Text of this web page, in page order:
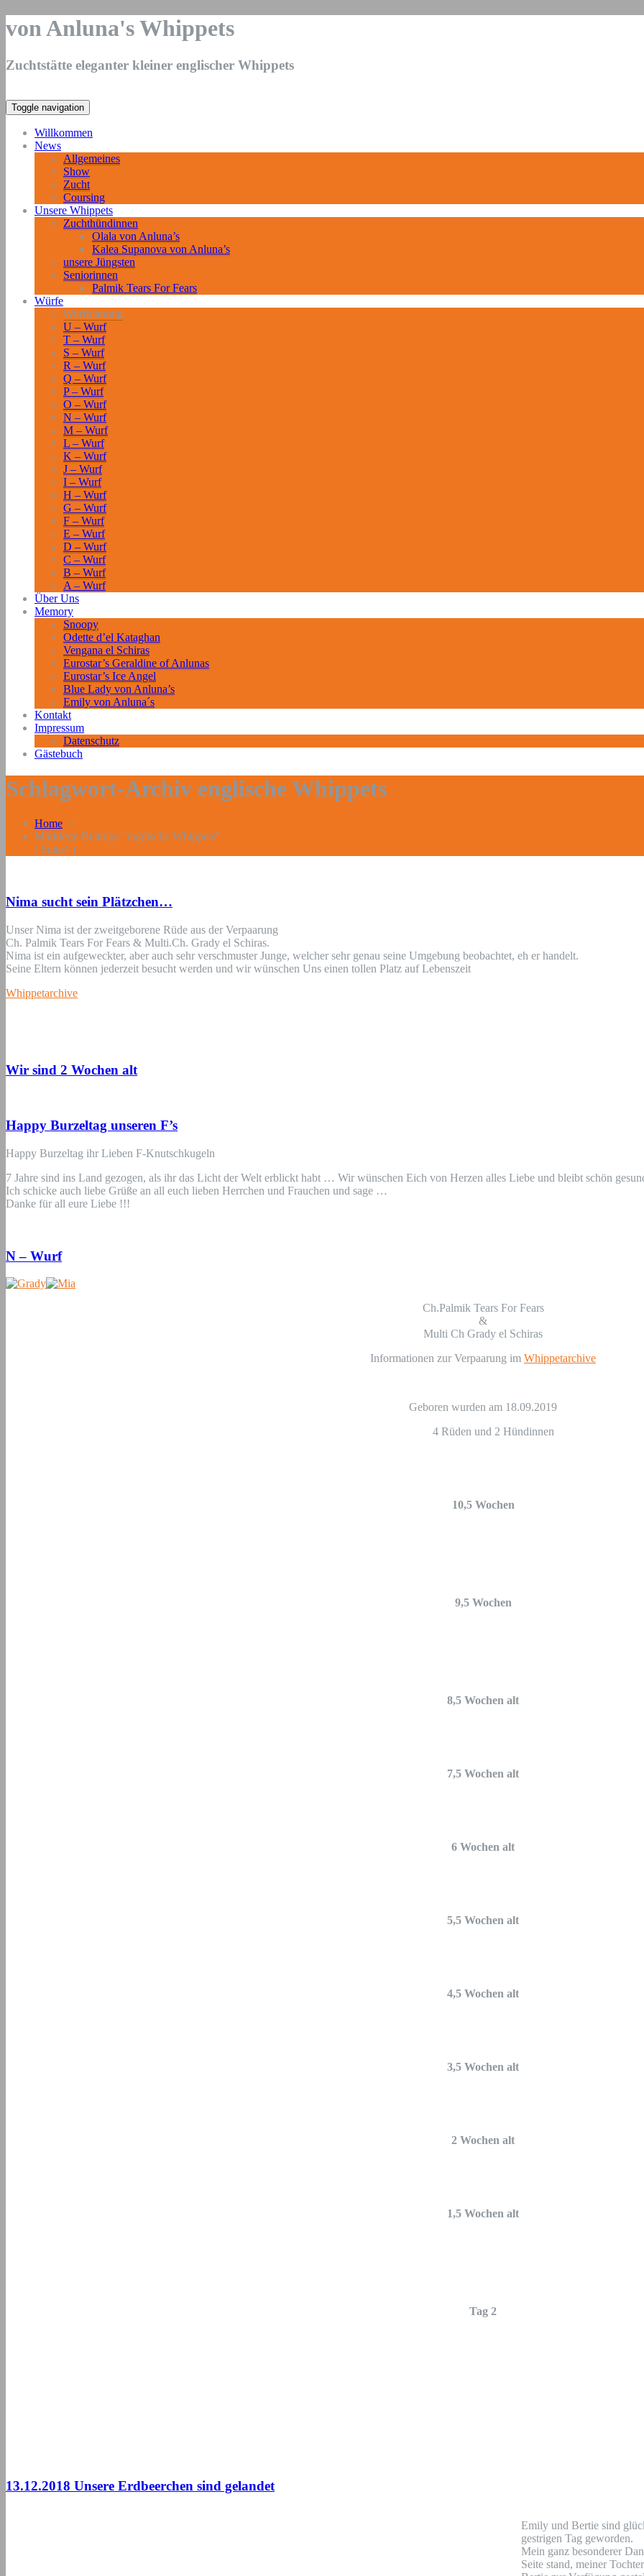
von Anluna's Whippets
Zuchtstätte eleganter kleiner englischer Whippets
Toggle navigation
Willkommen
News
Allgemeines
Show
Zucht
Coursing
Unsere Whippets
Zuchthündinnen
Olala von Anluna’s
Kalea Supanova von Anluna’s
unsere Jüngsten
Seniorinnen
Palmik Tears For Fears
Würfe
Wurfplanung
U – Wurf
T – Wurf
S – Wurf
R – Wurf
Q – Wurf
P – Wurf
O – Wurf
N – Wurf
M – Wurf
L – Wurf
K – Wurf
J – Wurf
I – Wurf
H – Wurf
G – Wurf
F – Wurf
E – Wurf
D – Wurf
C – Wurf
B – Wurf
A – Wurf
Über Uns
Memory
Snoopy
Odette d’el Kataghan
Vengana el Schiras
Eurostar’s Geraldine of Anlunas
Eurostar’s Ice Angel
Blue Lady von Anluna’s
Emily von Anluna´s
Kontakt
Impressum
Datenschutz
Gästebuch
Schlagwort-Archiv englische Whippets
Home /
Markierte Beiträge "englische Whippets"
( Seite4 )
Nima sucht sein Plätzchen…
Unser Nima ist der zweitgeborene Rüde aus der Verpaarung
Ch. Palmik Tears For Fears & Multi.Ch. Grady el Schiras.
Nima ist ein aufgeweckter, aber auch sehr verschmuster Junge, welcher sehr genau seine Umgebung beobachtet, eh er handelt.
Seine Eltern können jederzeit besucht werden und wir wünschen Uns einen tollen Platz auf Lebenszeit
Whippetarchive
Wir sind 2 Wochen alt
Happy Burzeltag unseren F’s
Happy Burzeltag ihr Lieben F-Knutschkugeln
7 Jahre sind ins Land gezogen, als ihr das Licht der Welt erblickt habt … Wir wünschen Eich von Herzen alles Liebe und bleibt schön
Ich schicke auch liebe Grüße an all euch lieben Herrchen und Frauchen und sage …
Danke für all eure Liebe !!!
N – Wurf
Ch.Palmik Tears For Fears
&
Multi Ch Grady el Schiras
Informationen zur Verpaarung im Whippetarchive
Geboren wurden am 18.09.2019
4 Rüden und 2 Hündinnen
10,5 Wochen
9,5 Wochen
8,5 Wochen alt
7,5 Wochen alt
6 Wochen alt
5,5 Wochen alt
4,5 Wochen alt
3,5 Wochen alt
2 Wochen alt
1,5 Wochen alt
Tag 2
13.12.2018 Unsere Erdbeerchen sind gelandet
Emily und Bertie sind
gestrigen Tag geworden.
Mein ganz besonderer
Seite stand, meiner